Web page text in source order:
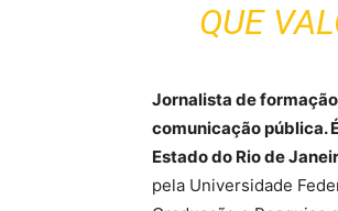
QUE
Jornalista de
comunicação pública.
Estado do Rio de
pela Universidade